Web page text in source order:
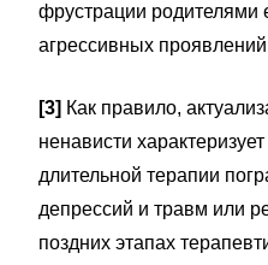
фрустрации родителями
агрессивных
[3] Как правило,
ненависти
длительной терапии
депрессий и травм или
поздних этапах